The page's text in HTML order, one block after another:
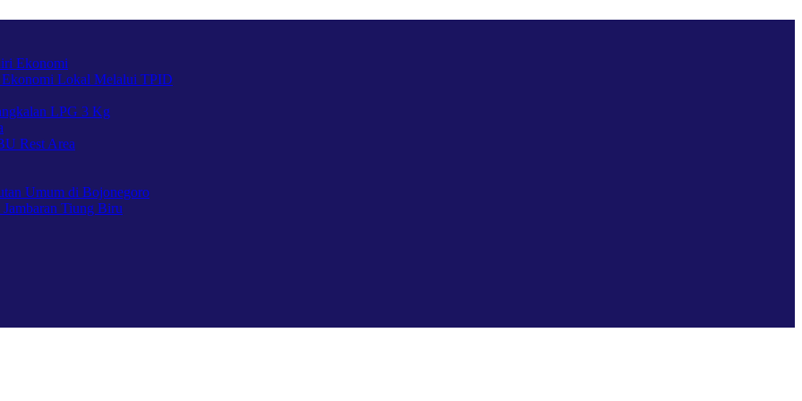
Ekonomi
Ekonomi Lokal Melalui TPID
LPG 3 Kg
Rest Area
Umum di Bojonegoro
Tiung Biru